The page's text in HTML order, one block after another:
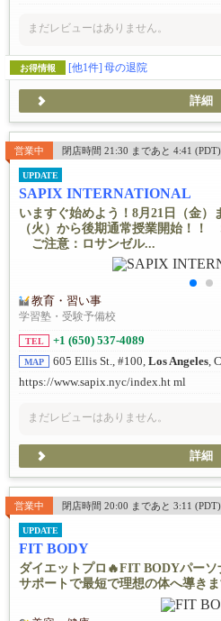
まだレビューはありません。
お得情報 [他1件] 母の退院
詳細
営業中 閉店時間 21:30 まであと 4:41 (PDT)
UPDATE
SAPIX INTERNATIONAL
いますぐ始めよう！8月21日（金）
（火）から後期通常授業開始！！
ご注意：ロサンゼル...
教育・習い事
学習塾・受験予備校
TEL +1 (650) 537-4089
MAP 605 Ellis St., #100, Los Angeles,
https://www.sapix.nyc/index.ht ml
まだレビューはありません。
詳細
営業中 閉店時間 20:00 まであと 3:11 (PDT)
UPDATE
FIT BODY
ダイエットプロ🔥FIT BODYパー
サポートで最短で理想の体へ導きま